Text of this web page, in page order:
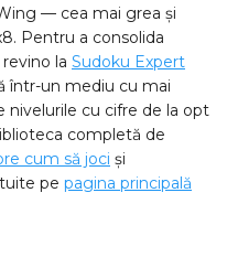
— cea mai grea și
Pentru a consolida
la Sudoku Expert
într-un mediu cu mai
nivelurile cu cifre de la opt
completă de
cum să joci și
pe pagina principală